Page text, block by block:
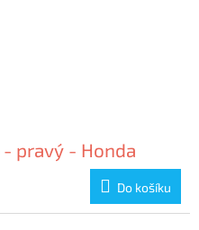
pravý - Honda
Do košíku